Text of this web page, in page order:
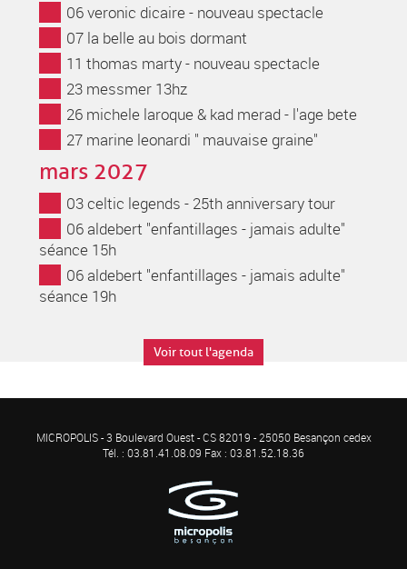
06 veronic dicaire - nouveau spectacle
07 la belle au bois dormant
11 thomas marty - nouveau spectacle
23 messmer 13hz
26 michele laroque & kad merad - l'age bete
27 marine leonardi " mauvaise graine"
mars 2027
03 celtic legends - 25th anniversary tour
06 aldebert "enfantillages - jamais adulte"
séance 15h
06 aldebert "enfantillages - jamais adulte"
séance 19h
Voir tout l'agenda
MICROPOLIS - 3 Boulevard Ouest - CS 82019 - 25050 Besançon cedex
Tél. : 03.81.41.08.09 Fax : 03.81.52.18.36